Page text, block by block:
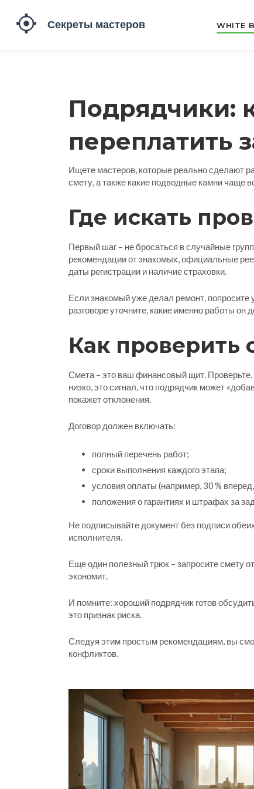
WHITE
Подрядчики:
переплатить
Ищете мастеров, которые реально сделают
смету, а также какие подводные камни чаще
Где искать
Первый шаг – не бросаться в случайные
рекомендации от знакомых, официальные
даты регистрации и наличие страховки.
Если знакомый уже делал ремонт, попросите
разговоре уточните, какие именно работы
Как проверить
Смета – это ваш финансовый щит.
низко, это сигнал, что подрядчик может
покажет отклонения.
Договор должен включать:
полный перечень работ;
сроки выполнения каждого этапа;
условия оплаты (например, 30 %
положения о гарантиях и штрафах за
Не подписывайте документ без подписи
исполнителя.
Еще один полезный трюк – запросите смету
экономит.
И помните: хороший подрядчик готов
это признак риска.
Следуя этим простым рекомендациям, вы
конфликтов.